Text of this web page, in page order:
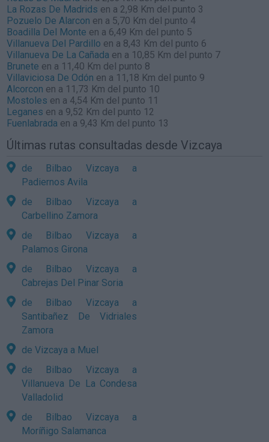
La Rozas De Madrids en a 2,98 Km del punto 3
Pozuelo De Alarcon en a 5,70 Km del punto 4
Boadilla Del Monte en a 6,49 Km del punto 5
Villanueva Del Pardillo en a 8,43 Km del punto 6
Villanueva De La Cañada en a 10,85 Km del punto 7
Brunete en a 11,40 Km del punto 8
Villaviciosa De Odón en a 11,18 Km del punto 9
Alcorcon en a 11,73 Km del punto 10
Mostoles en a 4,54 Km del punto 11
Leganes en a 9,52 Km del punto 12
Fuenlabrada en a 9,43 Km del punto 13
Últimas rutas consultadas desde Vizcaya
de Bilbao Vizcaya a
Padiernos Avila
de Bilbao Vizcaya a
Carbellino Zamora
de Bilbao Vizcaya a
Palamos Girona
de Bilbao Vizcaya a
Cabrejas Del Pinar Soria
de Bilbao Vizcaya a
Santibañez De Vidriales
Zamora
de Vizcaya a Muel
de Bilbao Vizcaya a
Villanueva De La Condesa
Valladolid
de Bilbao Vizcaya a
Moríñigo Salamanca